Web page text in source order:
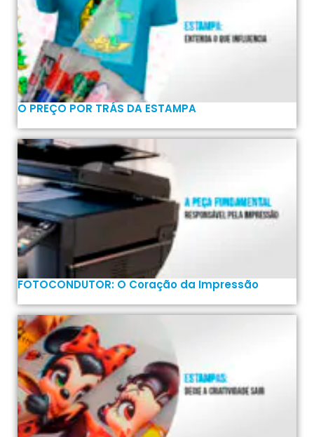
O PREÇO POR TRÁS DA ESTAMPA
FOTOCONDUTOR: O Coração da Impressão